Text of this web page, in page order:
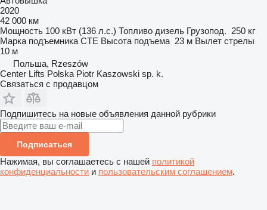
2020
42 000 км
Мощность 100 кВт (136 л.с.) Топливо дизель Грузопод. 250 кг
Марка подъемника CTE Высота подъема 23 м Вылет стрелы
10 м
Польша, Rzeszów
Center Lifts Polska Piotr Kaszowski sp. k.
Связаться с продавцом
Подпишитесь на новые объявления данной рубрики
Подписаться
Нажимая, вы соглашаетесь с нашей политикой
конфиденциальности и пользовательским соглашением.